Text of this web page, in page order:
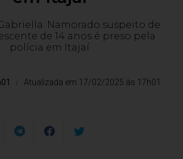
Namorado suspeito de
de 14 anos é preso pela
polícia em Itajaí
Atualizada em 17/02/2025 às 17h01